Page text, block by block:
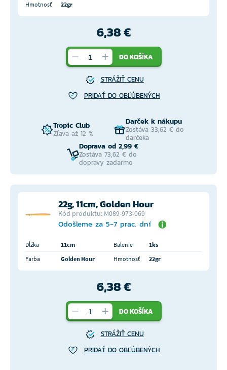
Hmotnosť
22gr
6,38 €
DO KOŠÍKA
STRÁŽIŤ CENU
PRIDAŤ DO OBĽÚBENÝCH
Tropic Club
Zľava až 12 %
Darček k nákupu
Zostáva 33,62 € do
darčeka
Doprava od 2,99 €
Zostáva 73,62 € do
dopravy zadarmo
22g, 11cm, Golden Hour
Kód produktu: M089-973-069
Odošleme za 5-7 prac. dní
Dĺžka 11cm Balenie
1ks
Farba
Golden Hour Hmotnosť 22gr
6,38 €
DO KOŠÍKA
STRÁŽIŤ CENU
PRIDAŤ DO OBĽÚBENÝCH